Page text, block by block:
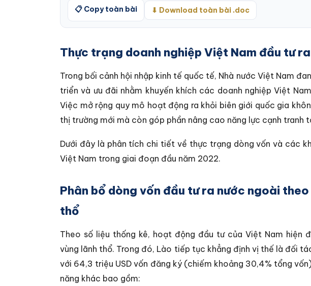
📋 Copy toàn bài ⬇ Download toàn bài .doc
Thực trạng doanh nghiệp Việt Nam đầu tư
Trong bối cảnh hội nhập kinh tế quốc tế, Nhà nước Việt Nam
triển và ưu đãi nhằm khuyến khích các doanh nghiệp Việt
Việc mở rộng quy mô hoạt động ra khỏi biên giới quốc gia
thị trường mới mà còn góp phần nâng cao năng lực cạnh tranh
Dưới đây là phân tích chi tiết về thực trạng dòng vốn và các
Việt Nam trong giai đoạn đầu năm 2022.
Phân bổ dòng vốn đầu tư ra nước ngoài
thổ
Theo số liệu thống kê, hoạt động đầu tư của Việt Nam hiện
vùng lãnh thổ. Trong đó, Lào tiếp tục khẳng định vị thế là đối
với 64,3 triệu USD vốn đăng ký (chiếm khoảng 30,4% tổng
năng khác bao gồm: